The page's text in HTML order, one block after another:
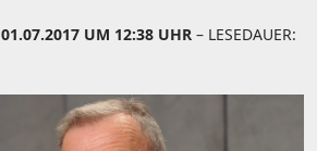
01.07.2017 UM 12:38 UHR – LESEDAUER: